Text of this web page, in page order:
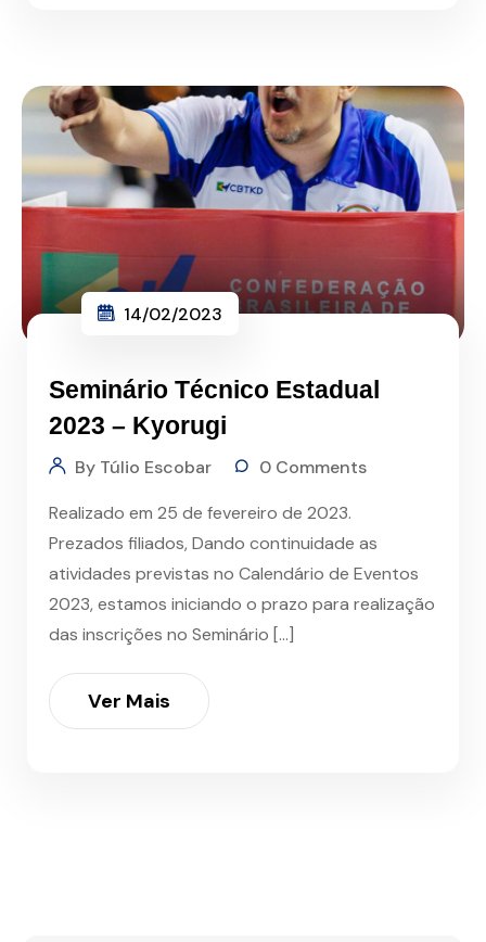
14/02/2023
Seminário Técnico Estadual
2023 – Kyorugi
By Túlio Escobar
0 Comments
Realizado em 25 de fevereiro de 2023.
Prezados filiados, Dando continuidade as
atividades previstas no Calendário de Eventos
2023, estamos iniciando o prazo para realização
das inscrições no Seminário […]
Ver Mais